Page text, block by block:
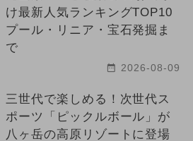
け最新人気ランキングTOP10
プール・リニア・宝石発掘ま
で
2026-08-09
三世代で楽しめる！次世代ス
ポーツ「ピックルボール」が
八ヶ岳の高原リゾートに登場